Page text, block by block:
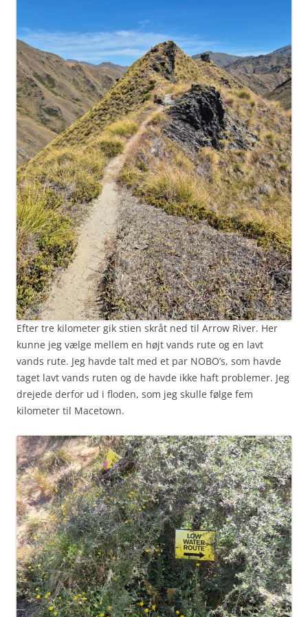
Efter tre kilometer gik stien skråt ned til Arrow River. Her
kunne jeg vælge mellem en højt vands rute og en lavt
vands rute. Jeg havde talt med et par NOBO’s, som havde
taget lavt vands ruten og de havde ikke haft problemer. Jeg
drejede derfor ud i floden, som jeg skulle følge fem
kilometer til Macetown.